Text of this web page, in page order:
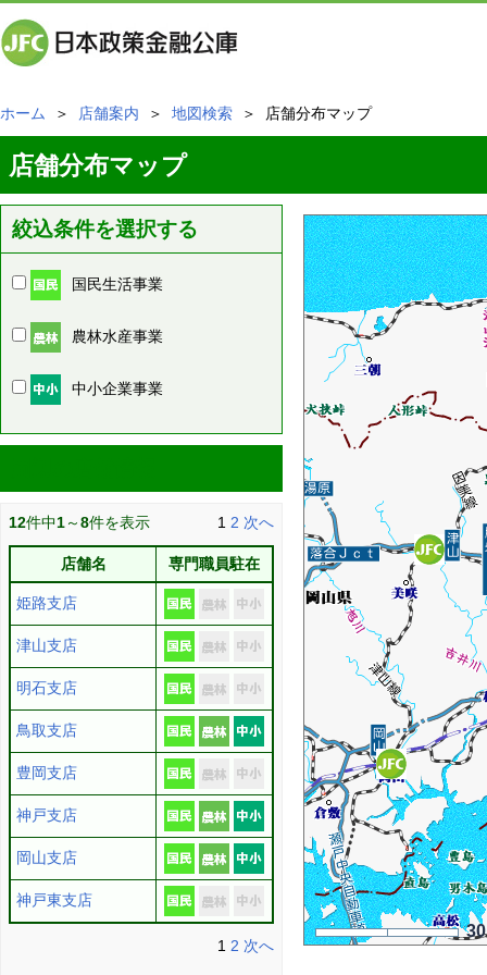
ホーム ＞ 店舗案内 ＞ 地図検索 ＞ 店舗分布マップ
店舗分布マップ
絞込条件を選択する
国民生活事業
農林水産事業
中小企業事業
12件中1～8件を表示 1 2 次へ
店舗名 専門職員駐在
姫路支店
津山支店
明石支店
鳥取支店
豊岡支店
神戸支店
岡山支店
神戸東支店
1 2 次へ